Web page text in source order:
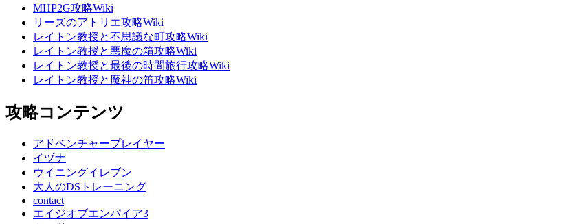
MHP2G攻略Wiki
リーズのアトリエ攻略Wiki
レイトン教授と不思議な町攻略Wiki
レイトン教授と悪魔の箱攻略Wiki
レイトン教授と最後の時間旅行攻略Wiki
レイトン教授と魔神の笛攻略Wiki
攻略コンテンツ
アドベンチャープレイヤー
イヅナ
ウイニングイレブン
大人のDSトレーニング
contact
エイジオブエンパイア3